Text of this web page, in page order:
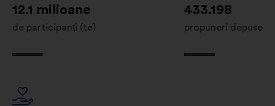
12.1 milioane
de participanți (te)
433.198
propuneri depuse